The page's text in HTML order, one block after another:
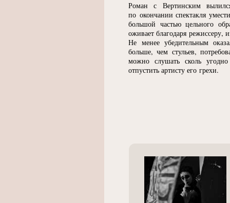
Роман с Вертинским
по окончании спектакля
большой частью цельного
оживает благодаря режиссеру,
Не менее убедительным
больше, чем стульев,
можно слушать сколь
отпустить артисту его грехи.